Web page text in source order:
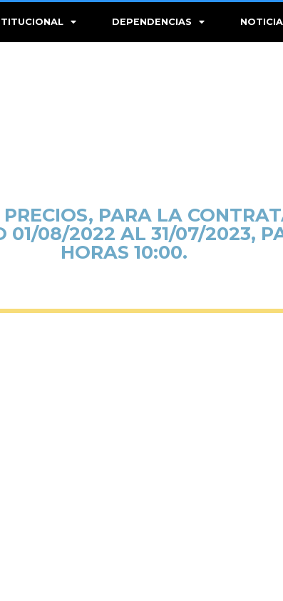
DEPENDENCIAS
PARA LA
01/08/2022 AL 31/07/2023,
HORAS 10:00.